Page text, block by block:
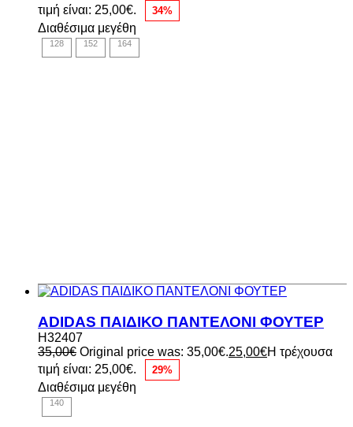
τιμή είναι: 25,00€.
34%
Διαθέσιμα μεγέθη
128 152 164
ADIDAS ΠΑΙΔΙΚΟ ΠΑΝΤΕΛΟΝΙ ΦΟΥΤΕΡ
H32407
35,00€ Original price was: 35,00€.25,00€Η τρέχουσα
τιμή είναι: 25,00€.
29%
Διαθέσιμα μεγέθη
140